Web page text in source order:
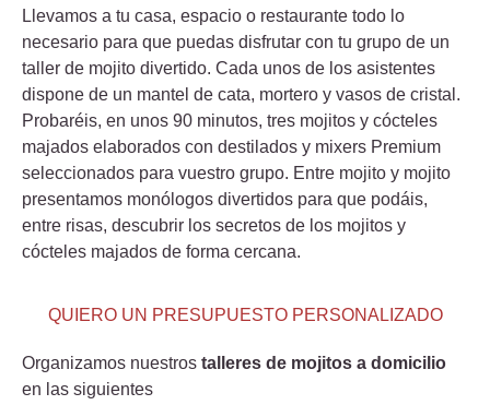
Llevamos a tu casa, espacio o restaurante todo lo
necesario para que puedas disfrutar con tu grupo de un
taller de mojito divertido. Cada unos de los asistentes
dispone de un mantel de cata, mortero y vasos de cristal.
Probaréis, en unos 90 minutos, tres mojitos y cócteles
majados elaborados con destilados y mixers Premium
seleccionados para vuestro grupo. Entre mojito y mojito
presentamos monólogos divertidos para que podáis,
entre risas, descubrir los secretos de los mojitos y
cócteles majados de forma cercana.
QUIERO UN PRESUPUESTO PERSONALIZADO
Organizamos nuestros talleres de mojitos a domicilio
en las siguientes